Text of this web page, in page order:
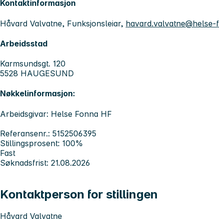
Kontaktinformasjon
Håvard Valvatne, Funksjonsleiar, havard.valvatne@helse-
Arbeidsstad
Karmsundsgt. 120
5528 HAUGESUND
Nøkkelinformasjon:
Arbeidsgivar: Helse Fonna HF
Referansenr.: 5152506395
Stillingsprosent: 100%
Fast
Søknadsfrist: 21.08.2026
Kontaktperson for stillingen
Håvard Valvatne